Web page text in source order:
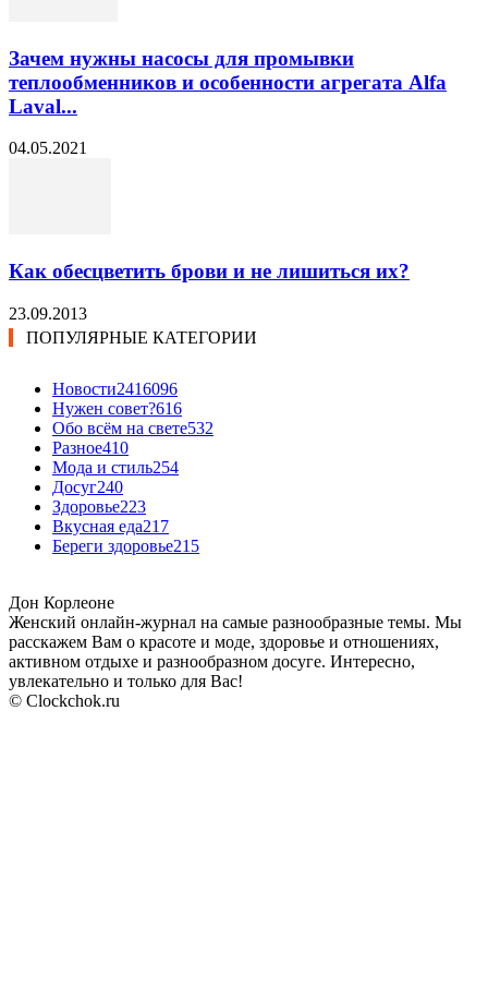
Зачем нужны насосы для промывки
теплообменников и особенности агрегата Alfa
Laval...
04.05.2021
Как обесцветить брови и не лишиться их?
23.09.2013
ПОПУЛЯРНЫЕ КАТЕГОРИИ
Новости2416096
Нужен совет?616
Обо всём на свете532
Разное410
Мода и стиль254
Досуг240
Здоровье223
Вкусная еда217
Береги здоровье215
Дон Корлеоне
Женский онлайн-журнал на самые разнообразные темы. Мы
расскажем Вам о красоте и моде, здоровье и отношениях,
активном отдыхе и разнообразном досуге. Интересно,
увлекательно и только для Вас!
© Clockchok.ru